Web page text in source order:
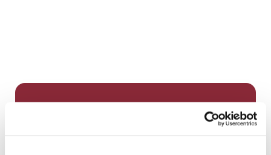
Dies könnte Sie auch
interessieren